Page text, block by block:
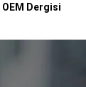
OEM Dergisi